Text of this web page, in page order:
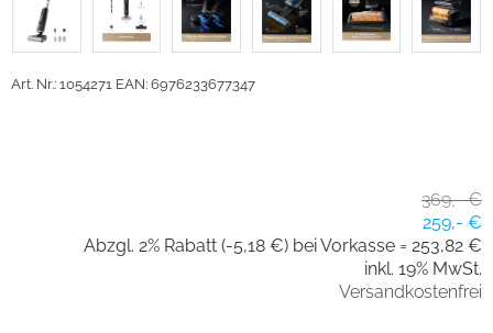
Art. Nr.: 1054271 EAN: 6976233677347
369,- €
259,- €
Abzgl. 2% Rabatt (-5,18 €) bei Vorkasse = 253,82 €
inkl. 19% MwSt.
Versandkostenfrei